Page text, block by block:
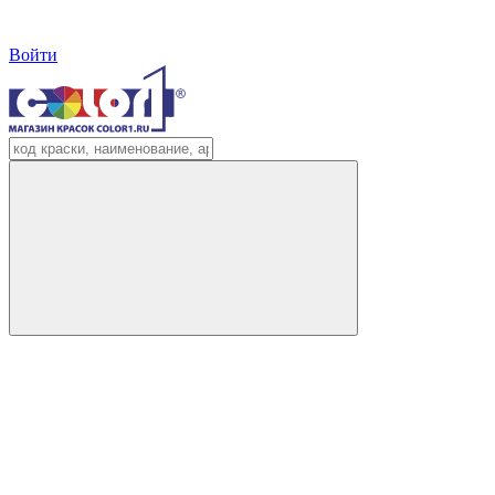
Войти